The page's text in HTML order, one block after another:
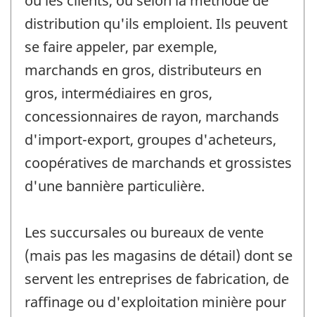
distribution qu'ils emploient. Ils peuvent
se faire appeler, par exemple,
marchands en gros, distributeurs en
gros, intermédiaires en gros,
concessionnaires de rayon, marchands
d'import-export, groupes d'acheteurs,
coopératives de marchands et grossistes
d'une bannière particulière.
Les succursales ou bureaux de vente
(mais pas les magasins de détail) dont se
servent les entreprises de fabrication, de
raffinage ou d'exploitation minière pour